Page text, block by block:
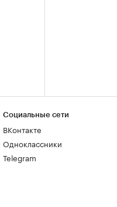
Социальные сети
ВКонтакте
Одноклассники
Telegram